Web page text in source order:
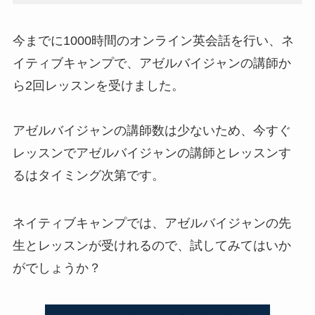
今までに1000時間のオンライン英会話を行い、ネ
イティブキャンプで、アゼルバイジャンの講師か
ら2回レッスンを受けました。
アゼルバイジャンの講師数は少ないため、今すぐ
レッスンでアゼルバイジャンの講師とレッスンす
るはタイミング次第です。
ネイティブキャンプでは、アゼルバイジャンの先
生とレッスンが受けれるので、試してみてはいか
がでしょうか？